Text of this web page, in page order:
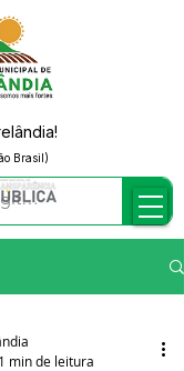
Brasil)
1 min de leitura